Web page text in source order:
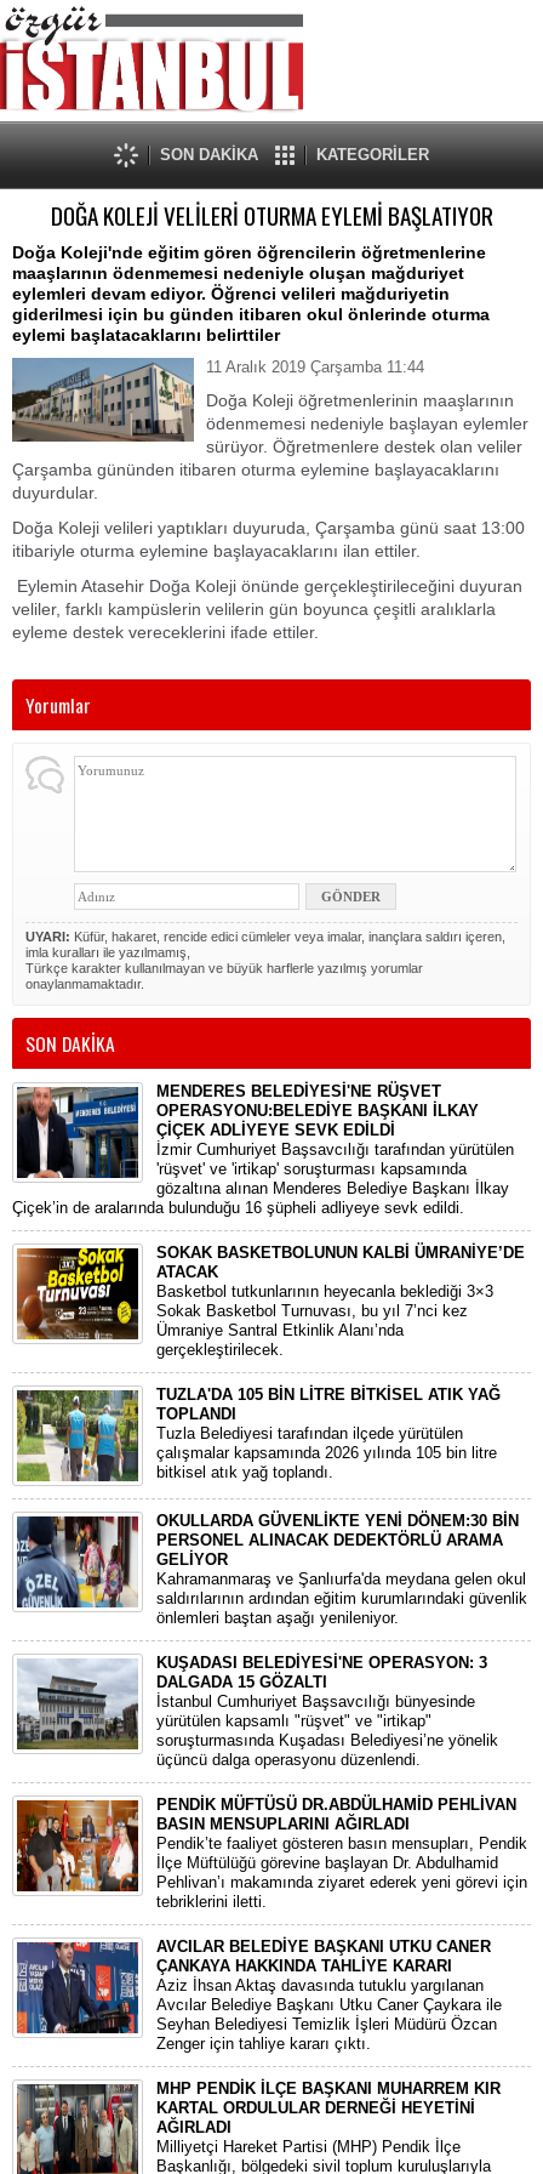
SON DAKİKA KATEGORİLER
DOĞA KOLEJİ VELİLERİ OTURMA EYLEMİ BAŞLATIYOR
Doğa Koleji'nde eğitim gören öğrencilerin öğretmenlerine
maaşlarının ödenmemesi nedeniyle oluşan mağduriyet
eylemleri devam ediyor. Öğrenci velileri mağduriyetin
giderilmesi için bu günden itibaren okul önlerinde oturma
eylemi başlatacaklarını belirttiler
11 Aralık 2019 Çarşamba 11:44
Doğa Koleji öğretmenlerinin maaşlarının
ödenmemesi nedeniyle başlayan eylemler
sürüyor. Öğretmenlere destek olan veliler
Çarşamba gününden itibaren oturma eylemine başlayacaklarını
duyurdular.
Doğa Koleji velileri yaptıkları duyuruda, Çarşamba günü saat 13:00
itibariyle oturma eylemine başlayacaklarını ilan ettiler.
Eylemin Atasehir Doğa Koleji önünde gerçekleştirileceğini duyuran
veliler, farklı kampüslerin velilerin gün boyunca çeşitli aralıklarla
eyleme destek vereceklerini ifade ettiler.
Yorumlar
UYARI: Küfür, hakaret, rencide edici cümleler veya imalar, inançlara saldırı içeren,
imla kuralları ile yazılmamış,
Türkçe karakter kullanılmayan ve büyük harflerle yazılmış yorumlar
onaylanmamaktadır.
SON DAKİKA
MENDERES BELEDİYESİ'NE RÜŞVET
OPERASYONU:BELEDİYE BAŞKANI İLKAY
ÇİÇEK ADLİYEYE SEVK EDİLDİ
​İzmir Cumhuriyet Başsavcılığı tarafından yürütülen
'rüşvet' ve 'irtikap' soruşturması kapsamında
gözaltına alınan Menderes Belediye Başkanı İlkay
Çiçek’in de aralarında bulunduğu 16 şüpheli adliyeye sevk edildi.
SOKAK BASKETBOLUNUN KALBİ ÜMRANİYE’DE
ATACAK
Basketbol tutkunlarının heyecanla beklediği 3×3
Sokak Basketbol Turnuvası, bu yıl 7’nci kez
Ümraniye Santral Etkinlik Alanı’nda
gerçekleştirilecek.
TUZLA'DA 105 BİN LİTRE BİTKİSEL ATIK YAĞ
TOPLANDI
Tuzla Belediyesi tarafından ilçede yürütülen
çalışmalar kapsamında 2026 yılında 105 bin litre
bitkisel atık yağ toplandı.
OKULLARDA GÜVENLİKTE YENİ DÖNEM:30 BİN
PERSONEL ALINACAK DEDEKTÖRLÜ ARAMA
GELİYOR
​Kahramanmaraş ve Şanlıurfa'da meydana gelen okul
saldırılarının ardından eğitim kurumlarındaki güvenlik
önlemleri baştan aşağı yenileniyor.
KUŞADASI BELEDİYESİ'NE OPERASYON: 3
DALGADA 15 GÖZALTI
​İstanbul Cumhuriyet Başsavcılığı bünyesinde
yürütülen kapsamlı "rüşvet" ve "irtikap"
soruşturmasında Kuşadası Belediyesi’ne yönelik
üçüncü dalga operasyonu düzenlendi.
PENDİK MÜFTÜSÜ DR.ABDÜLHAMİD PEHLİVAN
BASIN MENSUPLARINI AĞIRLADI
​Pendik’te faaliyet gösteren basın mensupları, Pendik
İlçe Müftülüğü görevine başlayan Dr. Abdulhamid
Pehlivan’ı makamında ziyaret ederek yeni görevi için
tebriklerini iletti.
AVCILAR BELEDİYE BAŞKANI UTKU CANER
ÇANKAYA HAKKINDA TAHLİYE KARARI
​Aziz İhsan Aktaş davasında tutuklu yargılanan
Avcılar Belediye Başkanı Utku Caner Çaykara ile
Seyhan Belediyesi Temizlik İşleri Müdürü Özcan
Zenger için tahliye kararı çıktı.
MHP PENDİK İLÇE BAŞKANI MUHARREM KIR
KARTAL ORDULULAR DERNEĞİ HEYETİNİ
AĞIRLADI
​Milliyetçi Hareket Partisi (MHP) Pendik İlçe
Başkanlığı, bölgedeki sivil toplum kuruluşlarıyla